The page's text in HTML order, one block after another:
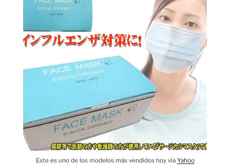
Este es uno de los modelos más vendidos hoy vía Yahoo